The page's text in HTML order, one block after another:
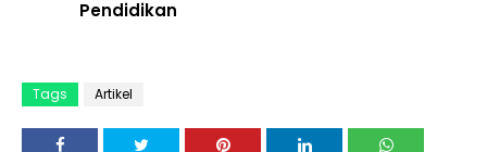
Pendidikan
Tags Artikel